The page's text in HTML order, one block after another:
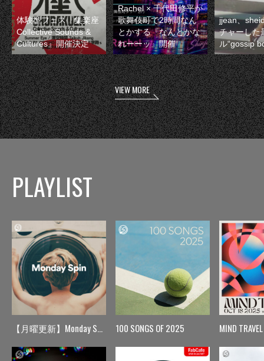
体験型フェス『集楽座
Collective Sounds &
Cultures』開催決定
Rachel × 千代田修平が
歌舞伎町で2時間なん
とかする『なんとかな
れーーッ』開催
jjean、
チャーした
ル“gossip
VIEW MORE
PLAYLIST
【月曜更新】Monday Spin 100 SONGS OF 2025 MIND TRAVEL